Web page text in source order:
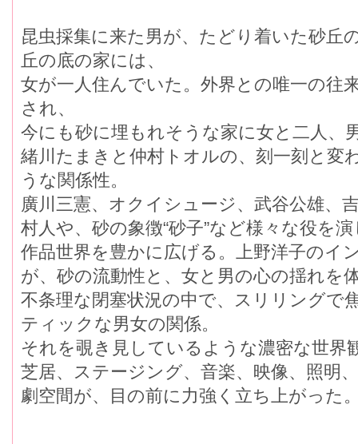
昆虫採集に来た男が、たどり着いた砂丘
丘の底の家には、
女が一人住んでいた。外界との唯一の往
され、
今にも砂に埋もれそうな家に女と二人、
緒川たまきと仲村トオルの、刻一刻と変
うな関係性。
廣川三憲、オクイシュージ、武谷公雄、
村人や、砂の象徴“砂子”など様々な役を
作品世界を豊かに広げる。上野洋子のイ
が、砂の流動性と、女と男の心の揺れを
不条理な閉塞状況の中で、スリリングで
ティックな男女の関係。
それを覗き見しているような濃密な世界
芝居、ステージング、音楽、映像、照明
劇空間が、目の前に力強く立ち上がった